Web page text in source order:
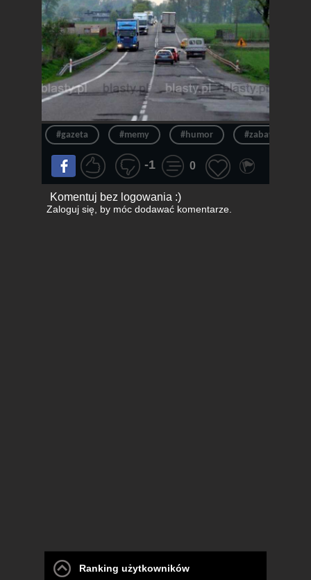
#gazeta #memy #humor #zabawne
-1 0
Komentuj bez logowania :)
Zaloguj się, by móc dodawać komentarze.
Ranking użytkowników